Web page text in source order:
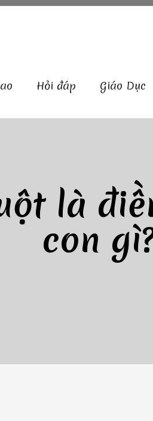
Hỏi đáp Giáo Dục
là
con